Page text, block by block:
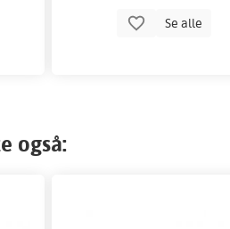
Se alle
også: